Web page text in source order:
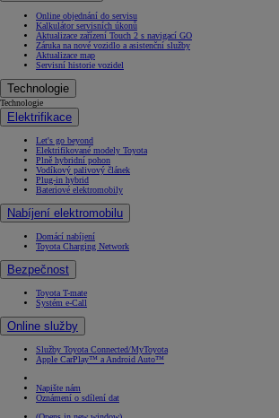
Online objednání do servisu
Kalkulátor servisních úkonů
Aktualizace zařízení Touch 2 s navigací GO
Záruka na nové vozidlo a asistenční služby
Aktualizace map
Servisní historie vozidel
Technologie
Technologie
Elektrifikace
Let's go beyond
Elektrifikované modely Toyota
Plně hybridní pohon
Vodíkový palivový článek
Plug-in hybrid
Bateriové elektromobily
Nabíjení elektromobilu
Domácí nabíjení
Toyota Charging Network
Bezpečnost
Toyota T-mate
Systém e-Call
Online služby
Služby Toyota Connected/MyToyota
Apple CarPlay™ a Android Auto™
Napište nám
Oznámení o sdílení dat